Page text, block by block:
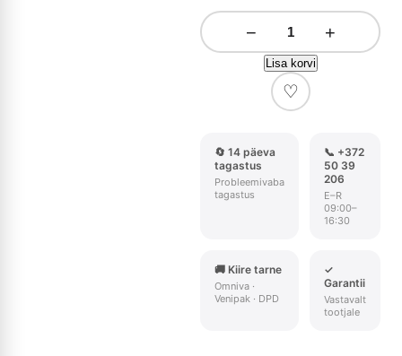
− +
Lisa korvi
♡
🔄 14 päeva
tagastus
Probleemivaba
tagastus
📞 +372
50 39
206
E–R
09:00–
16:30
🚚 Kiire tarne
Omniva ·
Venipak · DPD
✓
Garantii
Vastavalt
tootjale